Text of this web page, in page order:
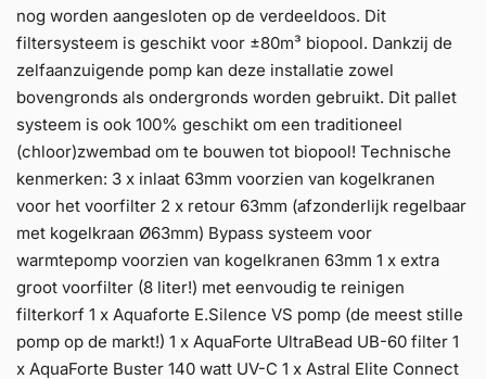
nog worden aangesloten op de verdeeldoos. Dit
filtersysteem is geschikt voor ±80m³ biopool. Dankzij de
zelfaanzuigende pomp kan deze installatie zowel
bovengronds als ondergronds worden gebruikt. Dit pallet
systeem is ook 100% geschikt om een traditioneel
(chloor)zwembad om te bouwen tot biopool! Technische
kenmerken: 3 x inlaat 63mm voorzien van kogelkranen
voor het voorfilter 2 x retour 63mm (afzonderlijk regelbaar
met kogelkraan Ø63mm) Bypass systeem voor
warmtepomp voorzien van kogelkranen 63mm 1 x extra
groot voorfilter (8 liter!) met eenvoudig te reinigen
filterkorf 1 x Aquaforte E.Silence VS pomp (de meest stille
pomp op de markt!) 1 x AquaForte UltraBead UB-60 filter 1
x AquaForte Buster 140 watt UV-C 1 x Astral Elite Connect